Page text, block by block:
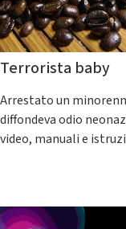
Terrorista baby
Arrestato un
diffondeva odio
video, manuali e